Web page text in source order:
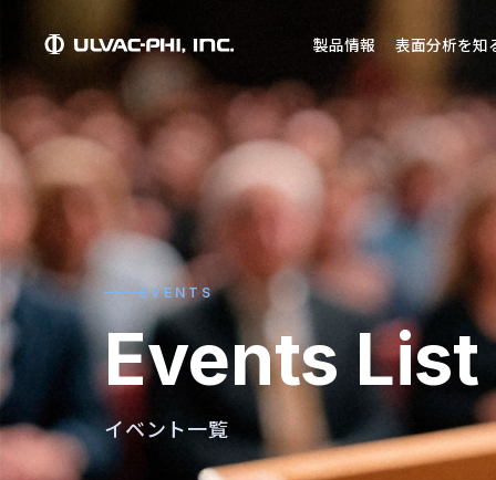
製品情報 表面分析を知
EVENTS
Events List
イベント一覧